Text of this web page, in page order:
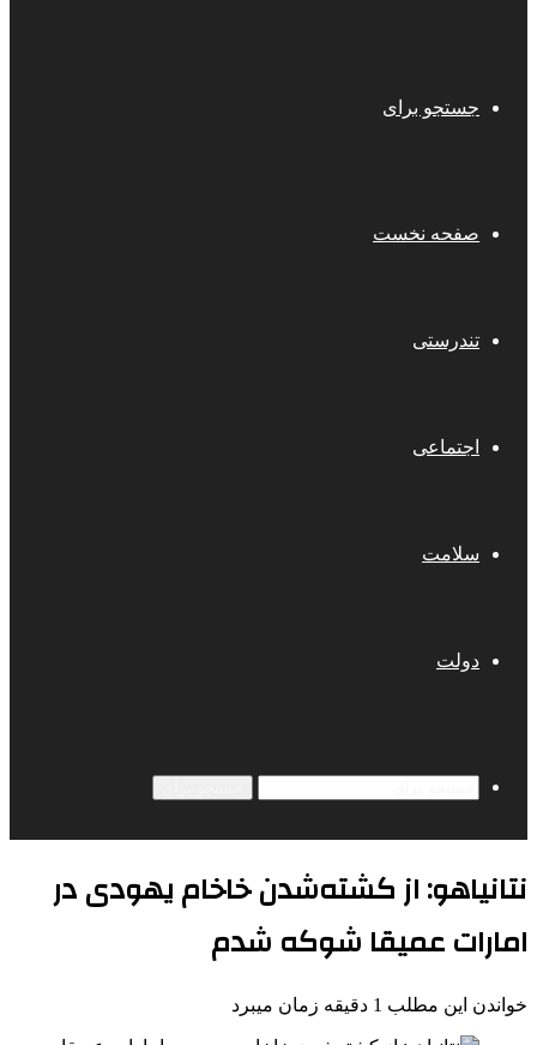
جستجو برای
صفحه نخست
تندرستی
اجتماعی
سلامت
دولت
نتانیاهو: از کشته‌شدن خاخام یهودی در
امارات عمیقا شوکه شدم
خواندن این مطلب 1 دقیقه زمان میبرد